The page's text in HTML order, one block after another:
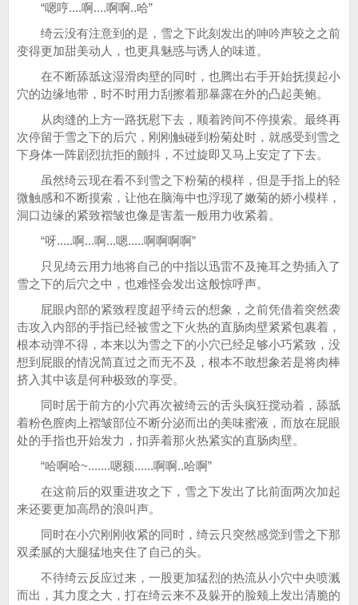
“嗯哼....啊....啊啊..哈”
绮云没有注意到的是，雪之下此刻发出的呻吟声较之之前
变得更加甜美动人，也更具魅惑与诱人的味道。
在不断舔舐这湿滑肉壁的同时，也腾出右手开始抚摸起小
穴的边缘地带，时不时用力刮擦着那暴露在外的凸起美鲍。
从肉缝的上方一路抚慰下去，顺着跨间不停摸索。最终再
次停留于雪之下的后穴，刚刚触碰到粉菊处时，就感受到雪之
下身体一阵剧烈抗拒的颤抖，不过旋即又马上安定了下去。
虽然绮云现在看不到雪之下粉菊的模样，但是手指上的轻
微触感和不断摸索，让他在脑海中也浮现了嫩菊的娇小模样，
洞口边缘的紧致褶皱也像是害羞一般用力收紧着。
“呀.....啊...啊...嗯.....啊啊啊啊”
只见绮云用力地将自己的中指以迅雷不及掩耳之势插入了
雪之下的后穴之中，也难怪会发出这般惊呼声。
屁眼内部的紧致程度超乎绮云的想象，之前凭借着突然袭
击攻入内部的手指已经被雪之下火热的直肠肉壁紧紧包裹着，
根本动弹不得，本来以为雪之下的小穴已经足够小巧紧致，没
想到屁眼的情况简直过之而无不及，根本不敢想象若是将肉棒
挤入其中该是何种极致的享受。
同时居于前方的小穴再次被绮云的舌头疯狂搅动着，舔舐
着粉色膣肉上褶皱部位不断分泌而出的美味蜜液，而放在屁眼
处的手指也开始发力，扣弄着那火热紧实的直肠肉壁。
“哈啊哈~.......嗯额......啊啊..哈啊”
在这前后的双重进攻之下，雪之下发出了比前面两次加起
来还要更加高昂的浪叫声。
同时在小穴刚刚收紧的同时，绮云只突然感觉到雪之下那
双柔腻的大腿猛地夹住了自己的头。
不待绮云反应过来，一股更加猛烈的热流从小穴中央喷溅
而出，其力度之大，打在绮云来不及躲开的脸颊上发出清脆的